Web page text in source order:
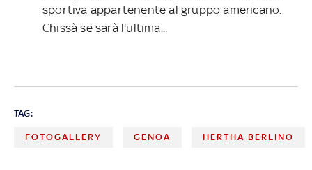
sportiva appartenente al gruppo americano.
Chissà se sarà l'ultima...
TAG:
FOTOGALLERY GENOA HERTHA BERLINO